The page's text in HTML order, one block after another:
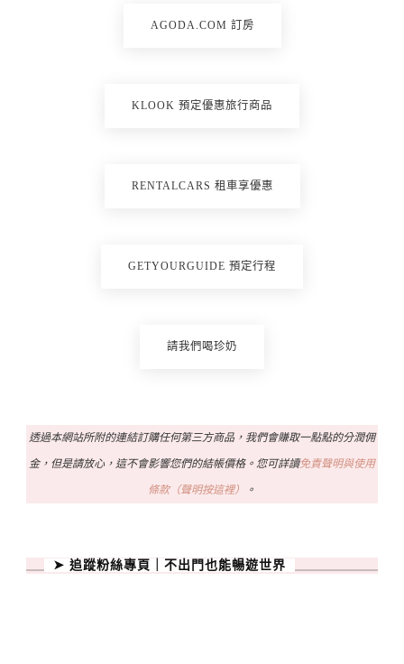
AGODA.COM 訂房
KLOOK 預定優惠旅行商品
RENTALCARS 租車享優惠
GETYOURGUIDE 預定行程
請我們喝珍奶
透過本網站所附的連結訂購任何第三方商品，我們會賺取一點點的分潤佣
金，但是請放心，這不會影響您們的結帳價格。您可詳讀免責聲明與使用
條款（聲明按這裡） 。
➤ 追蹤粉絲專頁｜不出門也能暢遊世界